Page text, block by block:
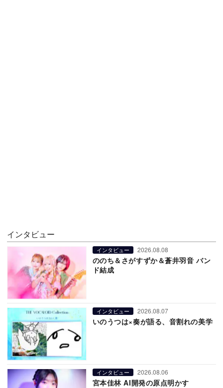
インタビュー
インタビュー 2026.08.08
ののち＆さがすずか＆蒼井羽音 バン
ド結成
インタビュー 2026.08.07
いのうつは×奏が語る、音割れの美学
インタビュー 2026.08.06
宮本佳林 AI開発の原点明かす